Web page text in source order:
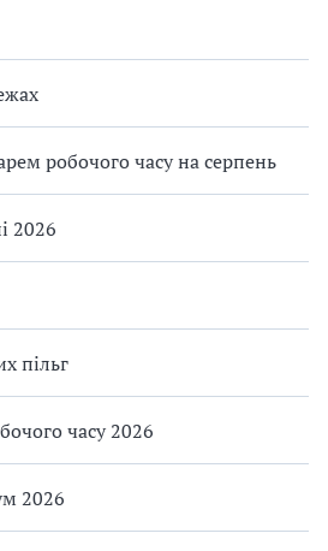
робочого часу на серпень
2026
пільг
часу 2026
2026